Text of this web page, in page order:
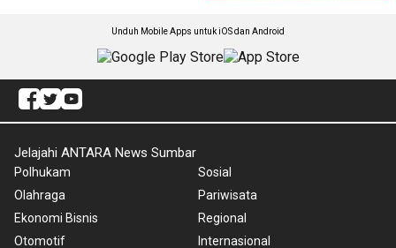
Unduh Mobile Apps untuk iOS dan Android
Jelajahi ANTARA News Sumbar
Polhukam
Olahraga
Ekonomi Bisnis
Otomotif
Sosial
Pariwisata
Regional
Internasional